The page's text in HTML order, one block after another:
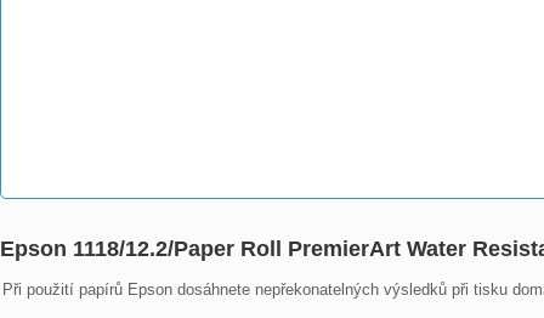
Epson 1118/12.2/Paper Roll PremierArt Water
Při použití papírů Epson dosáhnete nepřekonatelných výsledků při tisku